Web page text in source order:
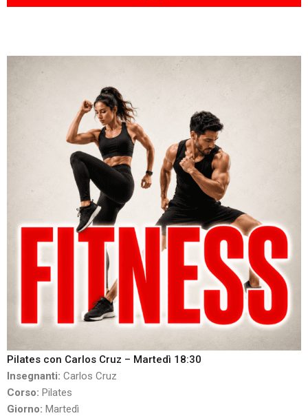
Pilates con Carlos Cruz – Martedì 18:30
Insegnanti: Carlos Cruz
Corso: Pilates
Giorno: Martedì